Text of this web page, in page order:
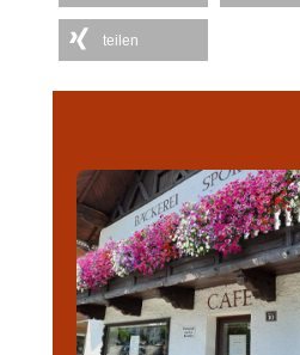
teilen